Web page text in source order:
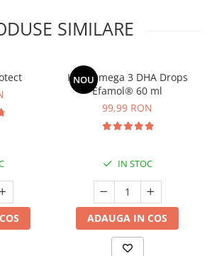
SIMILARE
NOU
Kids Omega 3 DHA Drops
Efamol® 60 ml
99,99 RON
IN STOC
ADAUGA IN COS